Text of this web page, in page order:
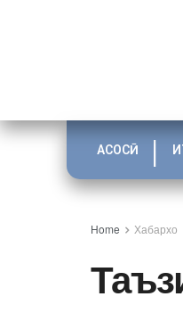
АСОСӢ
Home Хабархо